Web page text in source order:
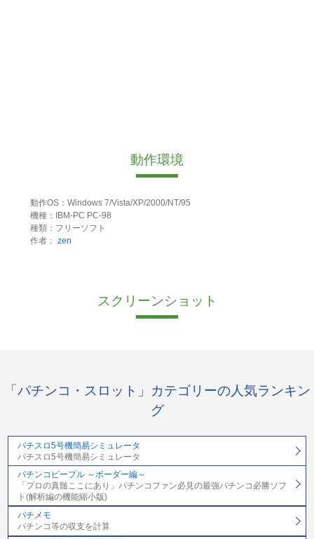
動作環境
動作OS：Windows 7/Vista/XP/2000/NT/95
機種：IBM-PC PC-98
種類：フリーソフト
作者： zen
スクリーンショット
「パチンコ・スロット」カテゴリーの人気ランキン
グ
パチスロ5号機簡易シミュレータ
パチスロ5号機簡易シミュレータ
パチンコピープル ～ボーダー編～
「プロの真髄ここにあり」パチンコファン必見の最強パチンコ必勝ソフ
ト(解析編の機能縮小版)
パチメモ
パチンコ等の収支を計算